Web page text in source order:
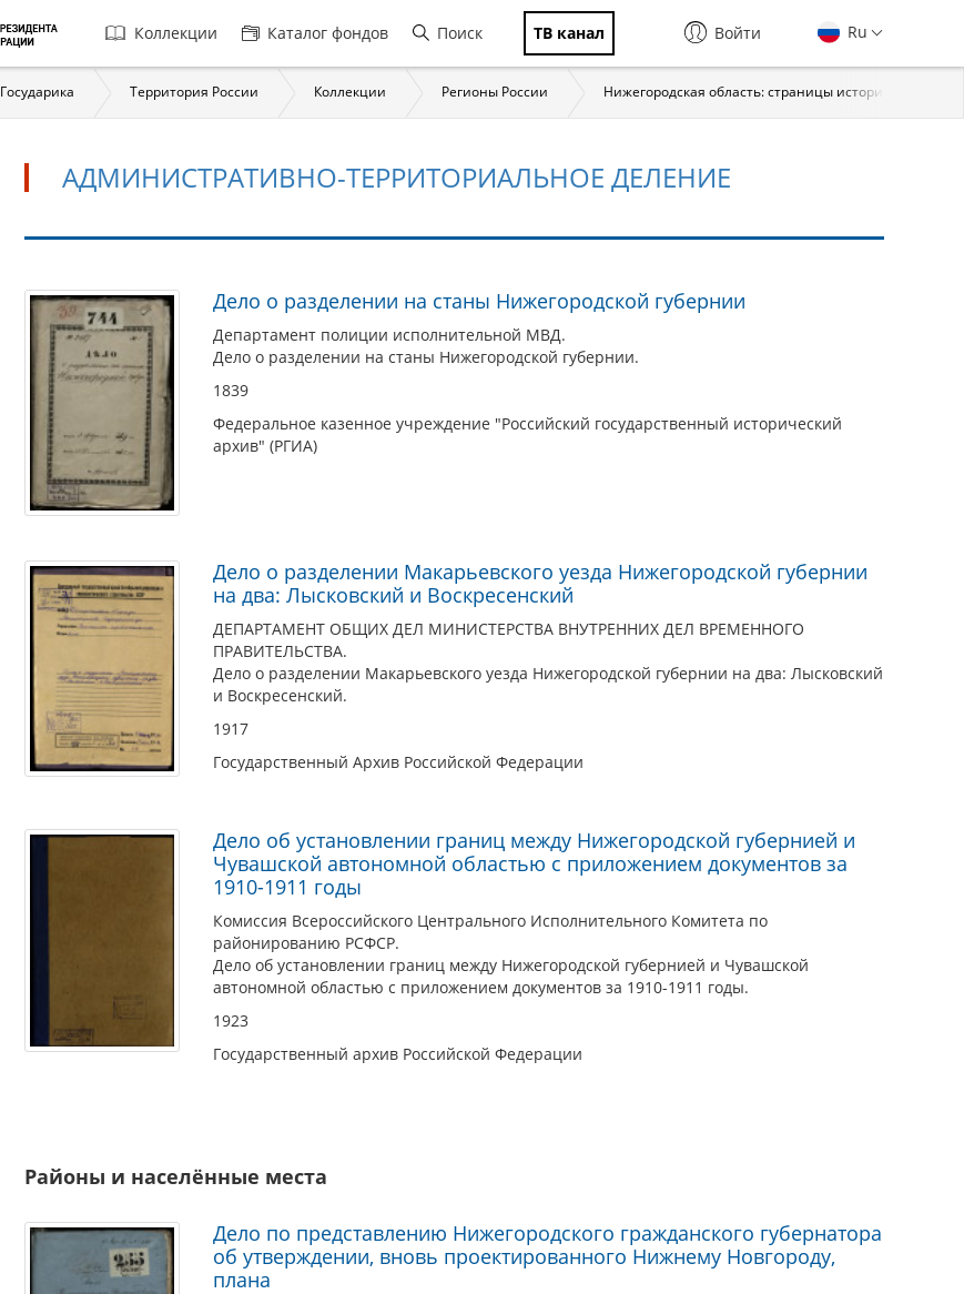
Главная
навигация
Коллекции Каталог фондов Поиск ТВ канал Ru
Войти
Государика Территория России Коллекции Регионы России Нижегородская область: страницы истории
АДМИНИСТРАТИВНО-ТЕРРИТОРИАЛЬНОЕ ДЕЛЕНИЕ
Административно-
территориальное
деление
Дело о разделении на станы Нижегородской губернии
Департамент полиции исполнительной МВД.
Дело о разделении на станы Нижегородской губернии.
1839
Федеральное казенное учреждение "Российский государственный исторический
архив" (РГИА)
Дело о разделении Макарьевского уезда Нижегородской губернии
на два: Лысковский и Воскресенский
ДЕПАРТАМЕНТ ОБЩИХ ДЕЛ МИНИСТЕРСТВА ВНУТРЕННИХ ДЕЛ ВРЕМЕННОГО
ПРАВИТЕЛЬСТВА.
Дело о разделении Макарьевского уезда Нижегородской губернии на два: Лысковский
и Воскресенский.
1917
Государственный Архив Российской Федерации
Дело об установлении границ между Нижегородской губернией и
Чувашской автономной областью с приложением документов за
1910-1911 годы
Комиссия Всероссийского Центрального Исполнительного Комитета по
районированию РСФСР.
Дело об установлении границ между Нижегородской губернией и Чувашской
автономной областью с приложением документов за 1910-1911 годы.
1923
Государственный архив Российской Федерации
Районы и населённые места
Дело по представлению Нижегородского гражданского губернатора
об утверждении, вновь проектированного Нижнему Новгороду,
плана